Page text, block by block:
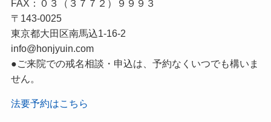
FAX：０３（３７７２）９９９３
〒143-0025
東京都大田区南馬込1-16-2
info@honjyuin.com
●ご来院での戒名相談・申込は、予約なくいつでも構いま
せん。
法要予約はこちら